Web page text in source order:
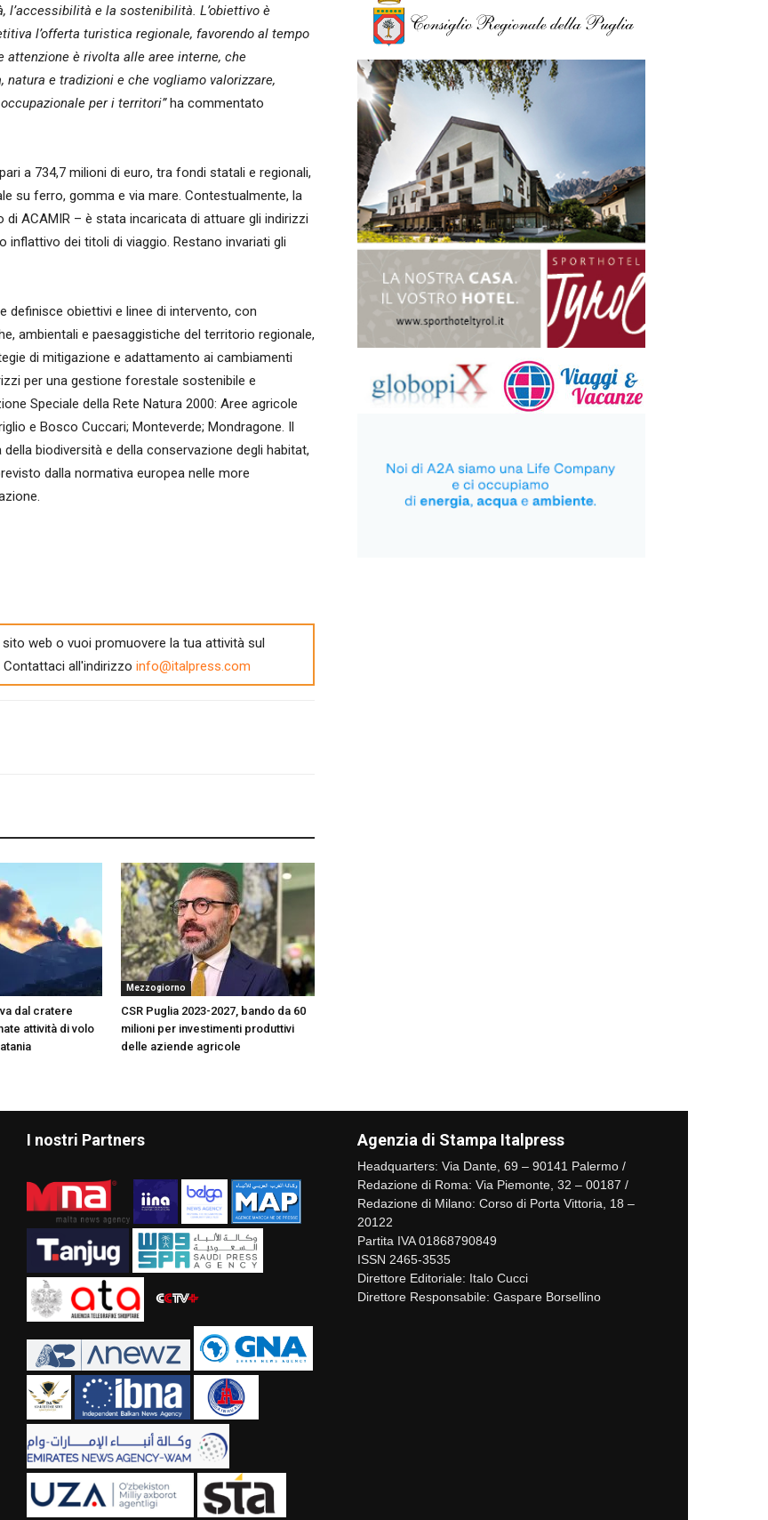
e la sostenibilità. L’obiettivo è
l’offerta turistica regionale, favorendo al tempo
è rivolta alle aree interne, che
e tradizioni e che vogliamo valorizzare,
per i territori”ha commentato
a 734,7 milioni di euro, tra fondi statali e regionali,
su ferro, gomma e via mare. Contestualmente, la
ACAMIR – è stata incaricata di attuare gli indirizzi
inflattivo dei titoli di viaggio. Restano invariati gli
definisce obiettivi e linee di intervento, con
ambientali e paesaggistiche del territorio regionale,
di mitigazione e adattamento ai cambiamenti
per una gestione forestale sostenibile e
Speciale della Rete Natura 2000: Aree agricole
e Bosco Cuccari; Monteverde; Mondragone. Il
biodiversità e della conservazione degli habitat,
dalla normativa europea nelle more
web o vuoi promuovere la tua attività sul
all'indirizzo info@italpress.com
dal cratere
attività di volo
Mezzogiorno
CSR Puglia 2023-2027, bando da 60
milioni per investimenti produttivi
delle aziende agricole
I nostri Partners Agenzia di Stampa Italpress
Headquarters: Via Dante, 69 – 90141 Palermo /
Redazione di Roma: Via Piemonte, 32 – 00187 /
Redazione di Milano: Corso di Porta Vittoria, 18 –
20122
Partita IVA 01868790849
ISSN 2465-3535
Direttore Editoriale: Italo Cucci
Direttore Responsabile: Gaspare Borsellino